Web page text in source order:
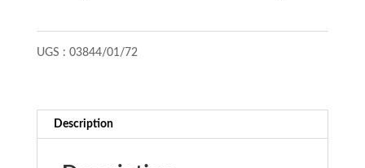
40W
UGS : 03844/01/72
Description